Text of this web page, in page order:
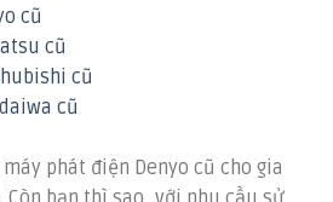
cũ
cũ
cũ
cũ
phát điện Denyo cũ cho gia